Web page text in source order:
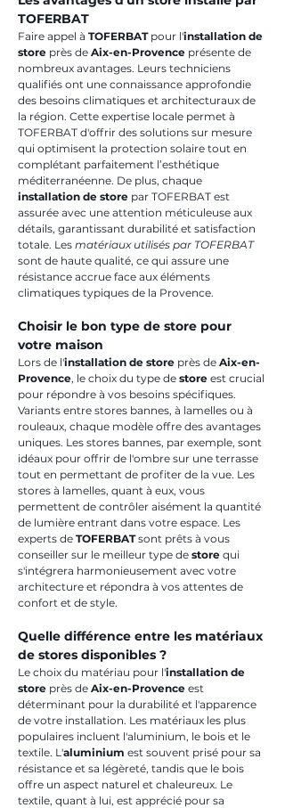
TOFERBAT
Faire appel à TOFERBAT pour l'installation de
store près de Aix-en-Provence présente de
nombreux avantages. Leurs techniciens
qualifiés ont une connaissance approfondie
des besoins climatiques et architecturaux de
la région. Cette expertise locale permet à
TOFERBAT d'offrir des solutions sur mesure
qui optimisent la protection solaire tout en
complétant parfaitement l’esthétique
méditerranéenne. De plus, chaque
installation de store par TOFERBAT est
assurée avec une attention méticuleuse aux
détails, garantissant durabilité et satisfaction
totale. Les matériaux utilisés par TOFERBAT
sont de haute qualité, ce qui assure une
résistance accrue face aux éléments
climatiques typiques de la Provence.
Choisir le bon type de store pour
votre maison
Lors de l'installation de store près de Aix-en-
Provence, le choix du type de store est crucial
pour répondre à vos besoins spécifiques.
Variants entre stores bannes, à lamelles ou à
rouleaux, chaque modèle offre des avantages
uniques. Les stores bannes, par exemple, sont
idéaux pour offrir de l'ombre sur une terrasse
tout en permettant de profiter de la vue. Les
stores à lamelles, quant à eux, vous
permettent de contrôler aisément la quantité
de lumière entrant dans votre espace. Les
experts de TOFERBAT sont prêts à vous
conseiller sur le meilleur type de store qui
s'intégrera harmonieusement avec votre
architecture et répondra à vos attentes de
confort et de style.
Quelle différence entre les matériaux
de stores disponibles ?
Le choix du matériau pour l'installation de
store près de Aix-en-Provence est
déterminant pour la durabilité et l'apparence
de votre installation. Les matériaux les plus
populaires incluent l'aluminium, le bois et le
textile. L'aluminium est souvent prisé pour sa
résistance et sa légèreté, tandis que le bois
offre un aspect naturel et chaleureux. Le
textile, quant à lui, est apprécié pour sa